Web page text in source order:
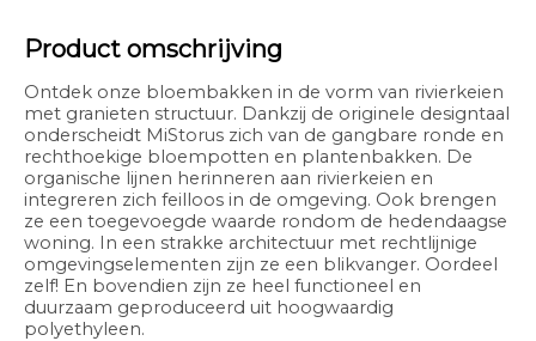
Product omschrijving
Ontdek onze bloembakken in de vorm van rivierkeien
met granieten structuur. Dankzij de originele designtaal
onderscheidt MiStorus zich van de gangbare ronde en
rechthoekige bloempotten en plantenbakken. De
organische lijnen herinneren aan rivierkeien en
integreren zich feilloos in de omgeving. Ook brengen
ze een toegevoegde waarde rondom de hedendaagse
woning. In een strakke architectuur met rechtlijnige
omgevingselementen zijn ze een blikvanger. Oordeel
zelf! En bovendien zijn ze heel functioneel en
duurzaam geproduceerd uit hoogwaardig
polyethyleen.